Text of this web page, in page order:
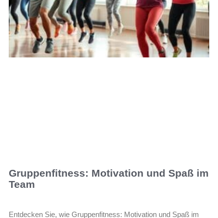
Gruppenfitness: Motivation und Spaß im
Team
Entdecken Sie, wie Gruppenfitness: Motivation und Spaß im